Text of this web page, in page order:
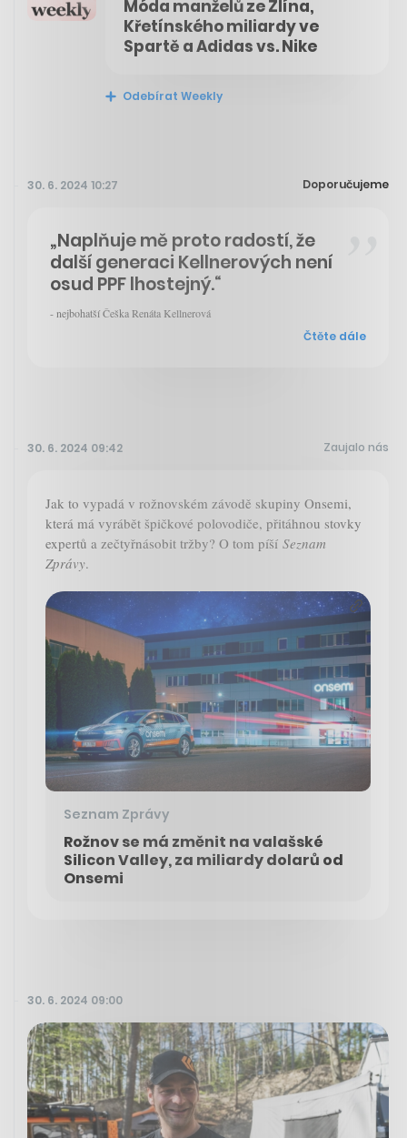
Móda manželů ze Zlína,
Křetínského miliardy ve
Spartě a Adidas vs. Nike
Odebírat Weekly
30. 6. 2024 10:27 Doporučujeme
„Naplňuje mě proto radostí, že
další generaci Kellnerových není
osud PPF lhostejný.“
- nejbohatší Češka Renáta Kellnerová
Čtěte dále
30. 6. 2024 09:42 Zaujalo nás
Jak to vypadá v rožnovském závodě skupiny Onsemi,
která má vyrábět špičkové polovodiče, přitáhnou stovky
expertů a zečtyřnásobit tržby? O tom píší Seznam
Zprávy.
Seznam Zprávy
Rožnov se má změnit na valašské
Silicon Valley, za miliardy dolarů od
Onsemi
30. 6. 2024 09:00